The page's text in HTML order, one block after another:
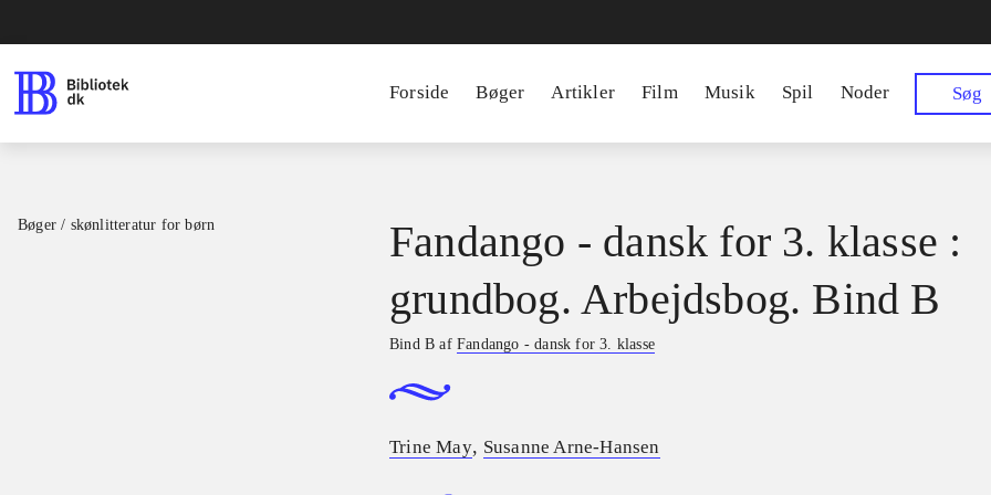
Forside Bøger Artikler Film Musik Spil Noder Søg
Bøger / skønlitteratur for børn
Fandango - dansk for 3. klasse :
grundbog. Arbejdsbog. Bind B
Bind B afFandango - dansk for 3. klasse
Trine May, Susanne Arne-Hansen